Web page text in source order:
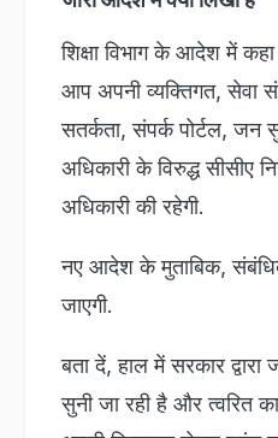
शिक्षा विभाग के आदेश में कहा
आप अपनी व्यक्तिगत, सेवा
सतर्कता, संपर्क पोर्टल, जन
अधिकारी के विरुद्ध सीसीए
अधिकारी की रहेगी.
नए आदेश के मुताबिक,
जाएगी.
बता दें, हाल में सरकार
सुनी जा रही है और त्वरित